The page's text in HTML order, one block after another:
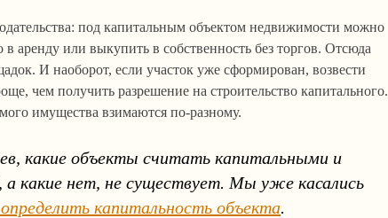
под капитальным объектом недвижимости можно
аренду или выкупить в собственность без торгов. Отсюда
И наоборот, если участок уже сформирован, возвести
чем получить разрешение на строительство капитального.
имущества взимаются по-разному.
какие объекты считать капитальными и
какие нет, не существует. Мы уже касались
капитальность объекта.